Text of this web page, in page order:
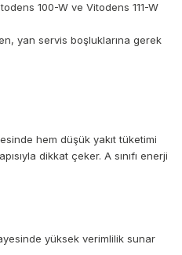
100-W ve Vitodens 111-W
yan servis boşluklarına gerek
hem düşük yakıt tüketimi
dikkat çeker. A sınıfı enerji
yüksek verimlilik sunar